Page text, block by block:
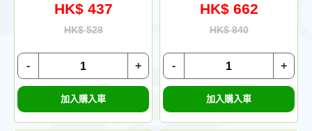
HK$ 437
HK$ 528
+
-
加入購入車
HK$ 662
HK$ 840
+
-
加入購入車